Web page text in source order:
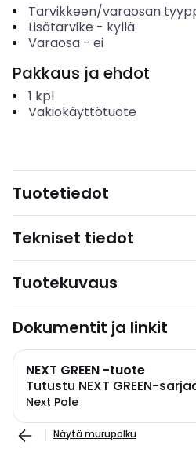
Tarvikkeen/varaosan
Lisätarvike - kyllä
Varaosa- ei
Pakkaus ja ehdot
1 kpl
Vakiokäyttötuote
Tuotetiedot
Tekniset tiedot
Tuotekuvaus
Dokumentit ja linkit
NEXT GREEN -tuote
Tutustu NEXT GREEN-
Next Pole
Näytä murupolku